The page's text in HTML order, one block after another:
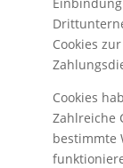
Cookies
Cookies
Zahlreiche
bestimmte